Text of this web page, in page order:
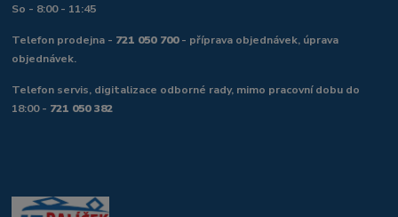
So - 8:00 - 11:45
Telefon prodejna - 721 050 700- příprava objednávek, úprava
objednávek.
Telefon servis, digitalizace odborné rady, mimo pracovní dobu do
18:00 - 721 050 382